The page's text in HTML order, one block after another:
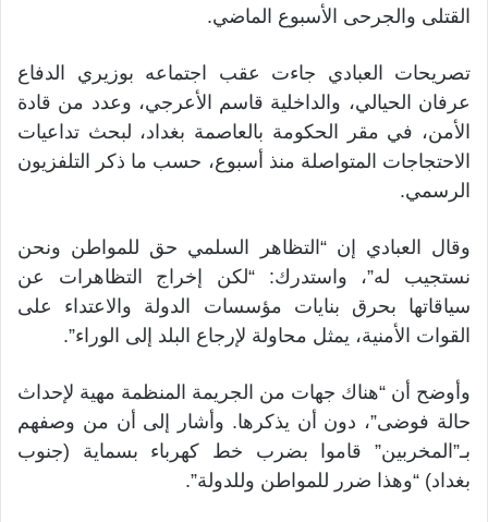
القتلى والجرحى الأسبوع الماضي.
تصريحات العبادي جاءت عقب اجتماعه بوزيري الدفاع
عرفان الحيالي، والداخلية قاسم الأعرجي، وعدد من قادة
الأمن، في مقر الحكومة بالعاصمة بغداد، لبحث تداعيات
الاحتجاجات المتواصلة منذ أسبوع، حسب ما ذكر التلفزيون
الرسمي.
وقال العبادي إن “التظاهر السلمي حق للمواطن ونحن
نستجيب له”، واستدرك: “لكن إخراج التظاهرات عن
سياقاتها بحرق بنايات مؤسسات الدولة والاعتداء على
القوات الأمنية، يمثل محاولة لإرجاع البلد إلى الوراء”.
وأوضح أن “هناك جهات من الجريمة المنظمة مهية لإحداث
حالة فوضى”، دون أن يذكرها. وأشار إلى أن من وصفهم
بـ”المخربين” قاموا بضرب خط كهرباء بسماية (جنوب
بغداد) “وهذا ضرر للمواطن وللدولة”.